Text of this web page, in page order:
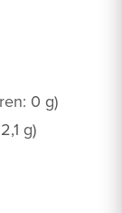
0 g)
g)